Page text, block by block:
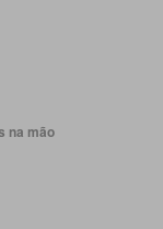
na mão